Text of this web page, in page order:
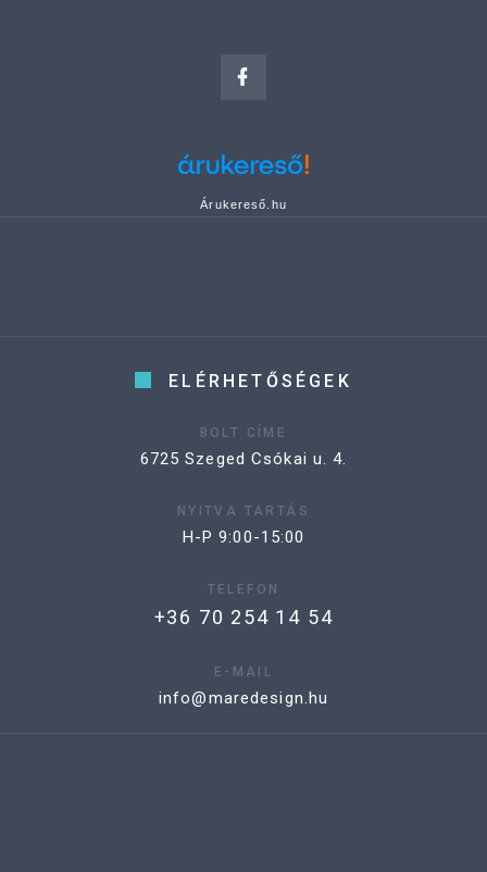
Árukereső.hu
ELÉRHETŐSÉGEK
BOLT CÍME
6725 Szeged Csókai u. 4.
NYITVA TARTÁS
H-P 9:00-15:00
TELEFON
+36 70 254 14 54
E-MAIL
info@maredesign.hu